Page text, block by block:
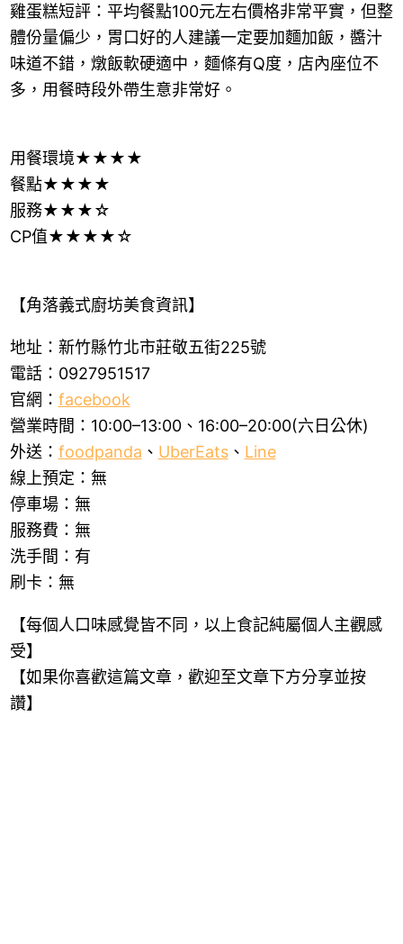
雞蛋糕短評：平均餐點100元左右價格非常平實，但整
體份量偏少，胃口好的人建議一定要加麵加飯，醬汁
味道不錯，燉飯軟硬適中，麵條有Q度，店內座位不
多，用餐時段外帶生意非常好。
用餐環境★★★★
餐點★★★★
服務★★★☆
CP值★★★★☆
【角落義式廚坊美食資訊】
地址：新竹縣竹北市莊敬五街225號
電話：0927951517
官網： facebook
營業時間：10:00–13:00、16:00–20:00(六日公休)
外送： foodpanda 、 UberEats、 Line
線上預定：無
停車場：無
服務費：無
洗手間：有
刷卡：無
【每個人口味感覺皆不同，以上食記純屬個人主觀感
受】
【如果你喜歡這篇文章，歡迎至文章下方分享並按
讚】